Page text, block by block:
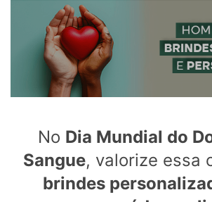
No Dia Mundial do
Sangue, valorize essa
brindes